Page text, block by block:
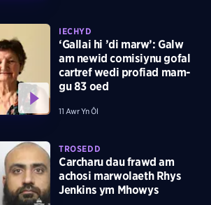
IECHYD
‘Gallai hi ’di marw’: Galw
am newid comisiynu gofal
cartref wedi profiad mam-
gu 83 oed
11 Awr Yn Ôl
TROSEDD
Carcharu dau frawd am
achosi marwolaeth Rhys
Jenkins ym Mhowys